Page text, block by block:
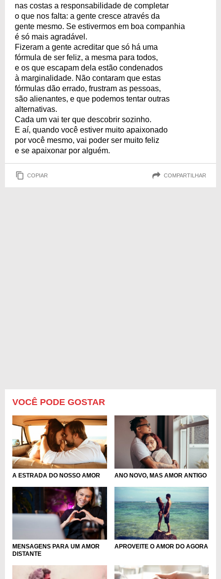
nas costas a responsabilidade de completar
o que nos falta: a gente cresce através da
gente mesmo. Se estivermos em boa companhia
é só mais agradável.
Fizeram a gente acreditar que só há uma
fórmula de ser feliz, a mesma para todos,
e os que escapam dela estão condenados
à marginalidade. Não contaram que estas
fórmulas dão errado, frustram as pessoas,
são alienantes, e que podemos tentar outras
alternativas.
Cada um vai ter que descobrir sozinho.
E aí, quando você estiver muito apaixonado
por você mesmo, vai poder ser muito feliz
e se apaixonar por alguém.
COPIAR COMPARTILHAR
VOCÊ PODE GOSTAR
A ESTRADA DO NOSSO AMOR ANO NOVO, MAS AMOR ANTIGO
MENSAGENS PARA UM AMOR
DISTANTE
APROVEITE O AMOR DO AGORA